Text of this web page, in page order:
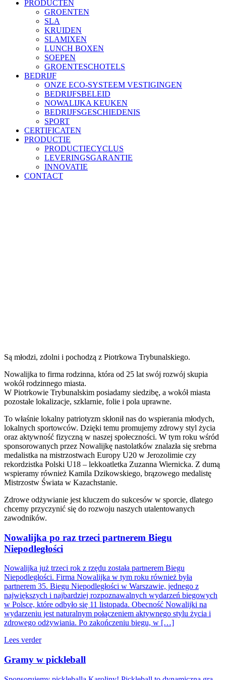
PRODUCTEN
GROENTEN
SLA
KRUIDEN
SLAMIXEN
LUNCH BOXEN
SOEPEN
GROENTESCHOTELS
BEDRIJF
ONZE ECO-SYSTEEM VESTIGINGEN
BEDRIJFSBELEID
NOWALIJKA KEUKEN
BEDRIJFSGESCHIEDENIS
SPORT
CERTIFICATEN
PRODUCTIE
PRODUCTIECYCLUS
LEVERINGSGARANTIE
INNOVATIE
CONTACT
Są młodzi, zdolni i pochodzą z Piotrkowa Trybunalskiego.
Nowalijka to firma rodzinna, która od 25 lat swój rozwój skupia
wokół rodzinnego miasta.
W Piotrkowie Trybunalskim posiadamy siedzibę, a wokół miasta
pozostałe lokalizacje, szklarnie, folie i pola uprawne.
To właśnie lokalny patriotyzm skłonił nas do wspierania młodych,
lokalnych sportowców. Dzięki temu promujemy zdrowy styl życia
oraz aktywność fizyczną w naszej społeczności. W tym roku wśród
sponsorowanych przez Nowalijkę nastolatków znalazła się srebrna
medalistka na mistrzostwach Europy U20 w Jerozolimie czy
rekordzistka Polski U18 – lekkoatletka Zuzanna Wiernicka. Z dumą
wspieramy również Kamila Dzikowskiego, brązowego medalistę
Mistrzostw Świata w Kazachstanie.
Zdrowe odżywianie jest kluczem do sukcesów w sporcie, dlatego
chcemy przyczynić się do rozwoju naszych utalentowanych
zawodników.
Nowalijka po raz trzeci partnerem Biegu
Niepodległości
Nowalijka już trzeci rok z rzędu została partnerem Biegu
Niepodległości. Firma Nowalijka w tym roku również była
partnerem 35. Biegu Niepodległości w Warszawie, jednego z
największych i najbardziej rozpoznawalnych wydarzeń biegowych
w Polsce, które odbyło się 11 listopada. Obecność Nowalijki na
wydarzeniu jest naturalnym połączeniem aktywnego stylu życia i
zdrowego odżywiania. Po zakończeniu biegu, w […]
Lees verder
Gramy w pickleball